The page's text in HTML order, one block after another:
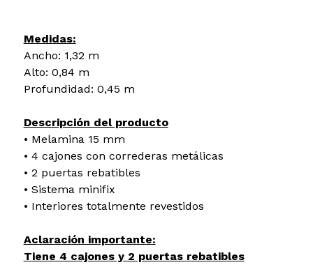
Medidas:
Ancho: 1,32 m
Alto: 0,84 m
Profundidad: 0,45 m
Descripción del producto
• Melamina 15 mm
• 4 cajones con correderas metálicas
• 2 puertas rebatibles
• Sistema minifix
• Interiores totalmente revestidos
Aclaración importante:
Tiene 4 cajones y 2 puertas rebatibles